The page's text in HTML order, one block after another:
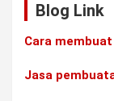
Blog Link
Cara
Jasa